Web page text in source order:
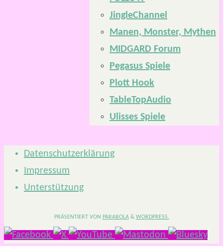
JingleChannel
Manen, Monster, Mythen
MIDGARD Forum
Pegasus Spiele
Plott Hook
TableTopAudio
Ulisses Spiele
Datenschutzerklärung
Impressum
Unterstützung
PRÄSENTIERT VON PARABOLA& WORDPRESS.